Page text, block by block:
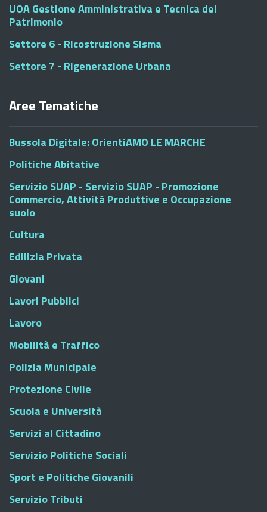
UOA Gestione Amministrativa e Tecnica del
Patrimonio
Settore 6 - Ricostruzione Sisma
Settore 7 - Rigenerazione Urbana
Aree Tematiche
Bussola Digitale: OrientiAMO LE MARCHE
Politiche Abitative
Servizio SUAP - Servizio SUAP - Promozione
Commercio, Attività Produttive e Occupazione
suolo
Cultura
Edilizia Privata
Giovani
Lavori Pubblici
Lavoro
Mobilità e Traffico
Polizia Municipale
Protezione Civile
Scuola e Università
Servizi al Cittadino
Servizio Politiche Sociali
Sport e Politiche Giovanili
Servizio Tributi